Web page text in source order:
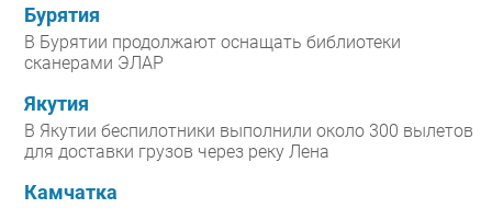
Бурятия
В Бурятии продолжают оснащать библиотеки
сканерами ЭЛАР
Якутия
В Якутии беспилотники выполнили около 300 вылетов
для доставки грузов через реку Лена
Камчатка